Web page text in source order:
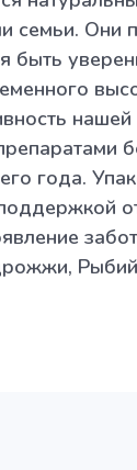
семьи. Они
быть
года.